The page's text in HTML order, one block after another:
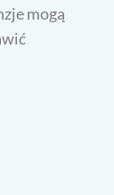
mogą